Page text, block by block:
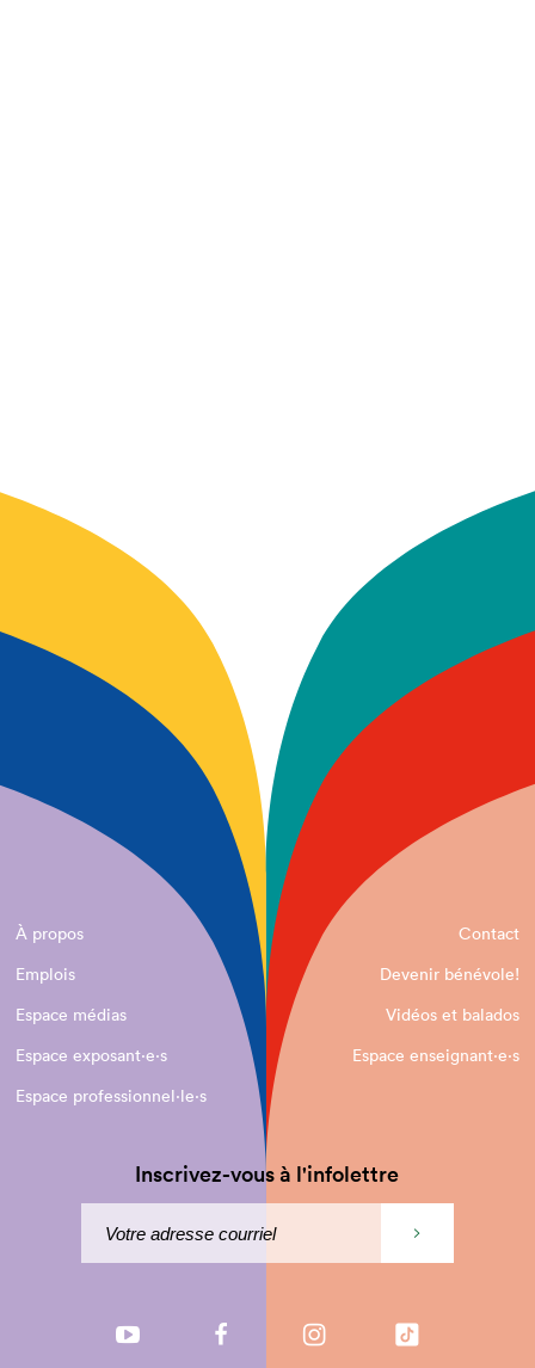
À propos
Contact
Emplois
Devenir bénévole!
Espace médias
Vidéos et balados
Espace exposant·e⋅s
Espace enseignant·e⋅s
Espace professionnel·le⋅s
Inscrivez-vous à l'infolettre